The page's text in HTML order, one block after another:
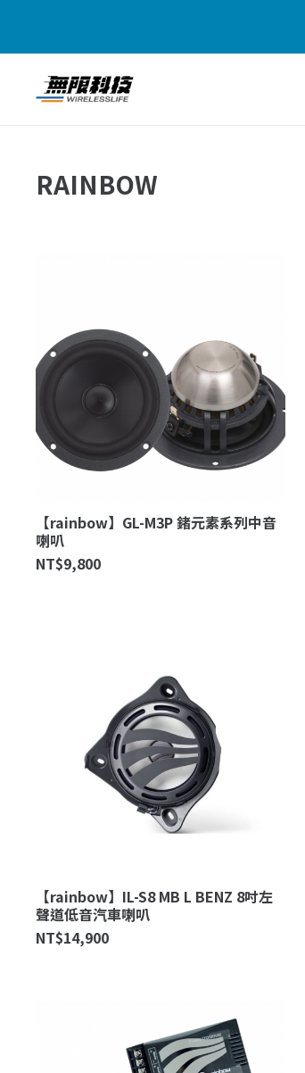
RAINBOW
【rainbow】GL-M3P 鍺元素系列中音
喇叭
NT$9,800
【rainbow】IL-S8 MB L BENZ 8吋左
聲道低音汽車喇叭
NT$14,900